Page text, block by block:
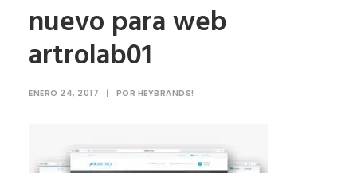
ESCRÍBENOS
nuevo para web
artrolab01
ENERO 24, 2017 | POR HEYBRANDS!